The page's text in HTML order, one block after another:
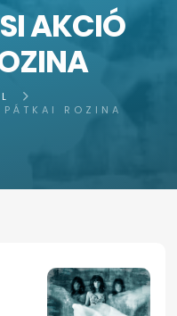
AKCIÓ
ROZINA